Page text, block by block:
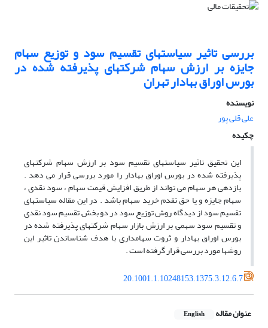
بررسی تاثیر سیاستهای تقسیم سود و توزیع سهام
جایزه بر ارزش سهام شرکتهای پذیرفته شده در
بورس اوراق بهادار تهران
نویسنده
علی قلی پور
چکیده
این تحقیق تاثیر سیاستهای تقسیم سود بر ارزش سهام شرکتهای
پذیرفته شده در بورس اوراق بهادار را مورد بررسی قرار می دهد .
بازدهی هر سهام می تواند از طریق افزایش قیمت سهام ، سود نقدی ،
سهام جایزه و یا حق تقدم خرید سهام باشد . در این مقاله سیاستهای
تقسیم سود از دیدگاه روش توزیع سود در دو بخش تقسیم سود نقدی
و تقسیم سود سهمی بر ارزش بازار سهام شرکتهای پذیرفته شده در
بورس اوراق بهادار و ثروت سهامداری با هدف شناساندن تاثیر این
روشها مورد بررسی قرار گرفته است .
20.1001.1.10248153.1375.3.12.6.7
عنوان مقاله English